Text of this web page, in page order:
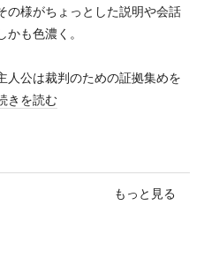
の様がちょっとした説明や会話
も色濃く。
人公は裁判のための証拠集めを
きを読む
もっと見る